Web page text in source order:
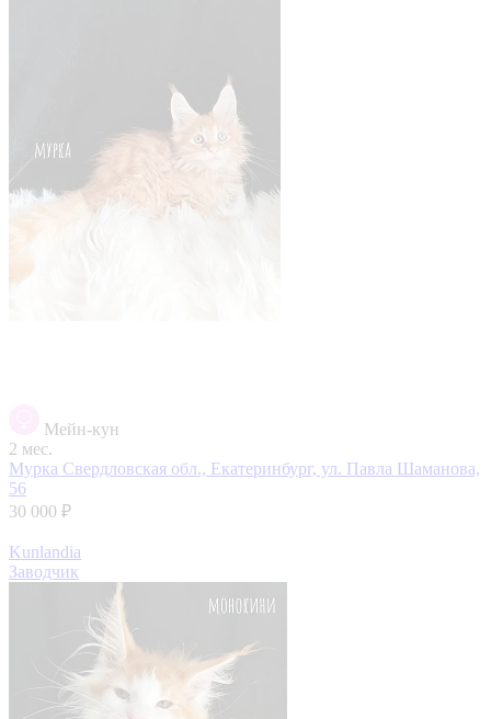
Мейн-кун
2 мес.
Мурка Свердловская обл., Екатеринбург, ул. Павла Шаманова,
56
30 000 ₽
Kunlandia
Заводчик